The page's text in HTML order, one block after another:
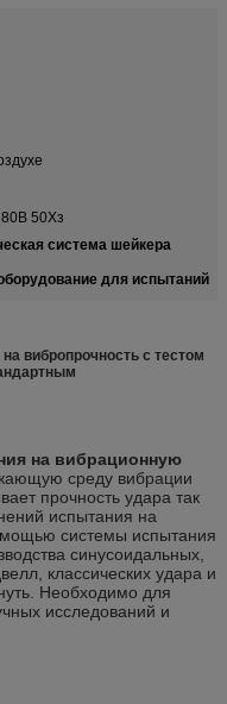
50Хз
система шейкера
для испытаний
вибропрочность с тестом
на вибрационную
среду вибрации
прочность удара так
испытания на
системы испытания
синусоидальных,
классических удара и
Необходимо для
исследований и